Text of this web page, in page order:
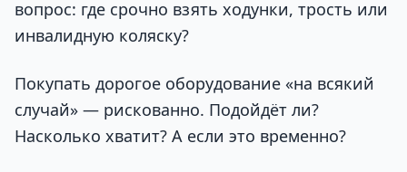
вопрос: где срочно взять ходунки, трость или
инвалидную коляску?
Покупать дорогое оборудование «на всякий
случай» — рискованно. Подойдёт ли?
Насколько хватит? А если это временно?